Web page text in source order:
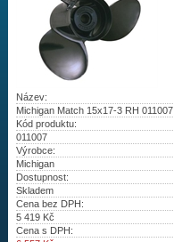
Najít vrtuli
Vrtule
Redukční pouzdra XHS
Kontakty
Aktuality
Název:
Michigan Match 15x17-3 RH 011007
Kód produktu:
011007
Výrobce:
Michigan
Dostupnost:
Skladem
Cena bez DPH:
5 419Kč
Cena s DPH: